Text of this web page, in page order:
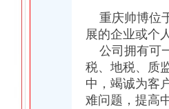
万 (进出口权)
重庆帅博位
展的企业或个
公司拥有可
税、地税、质
中，竭诚为客
难问题，提高